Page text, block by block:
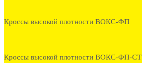
Кроссы высокой плотности ВОКС-ФП
Кроссы высокой плотности ВОКС-ФП-СТ